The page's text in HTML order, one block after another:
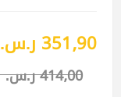
351٫90 ر.س.‏ شامل الضريبة
414٫00 ر.س.‏ شامل الضريبة